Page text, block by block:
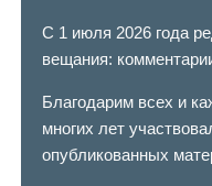
С 1 июля 2026 года
вещания:
Благодарим всех и
многих лет
опубликованных